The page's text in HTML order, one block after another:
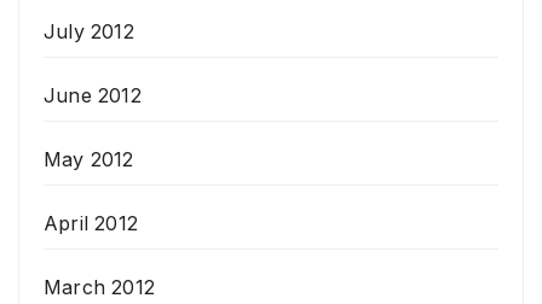
July 2012
June 2012
May 2012
April 2012
March 2012